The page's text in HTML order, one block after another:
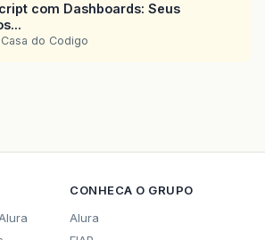
com Dashboards: Seus
do Codigo
CONHECA O GRUPO
Alura